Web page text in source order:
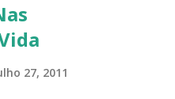
27, 2011